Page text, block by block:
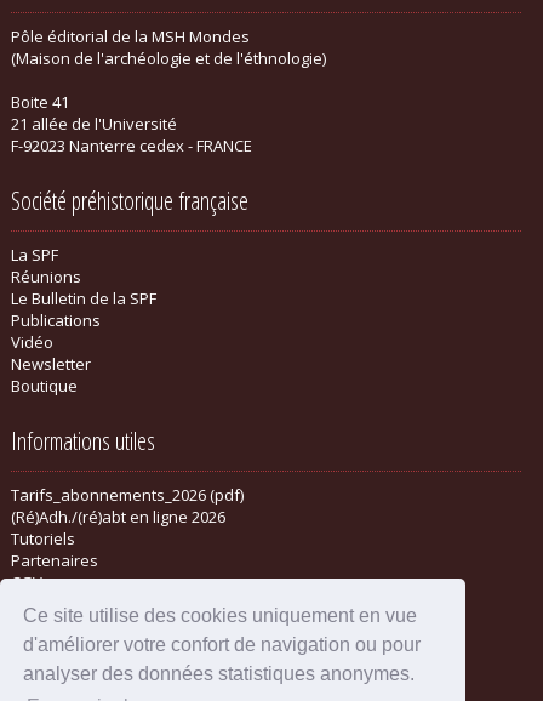
Ce site utilise des cookies uniquement en vue
d'améliorer votre confort de navigation ou pour
analyser des données statistiques anonymes.
Pôle éditorial de la MSH Mondes
(Maison de l'archéologie et de l'éthnologie)
Boite 41
21 allée de l'Université
F-92023 Nanterre cedex - FRANCE
Société préhistorique française
La SPF
Réunions
Le Bulletin de la SPF
Publications
Vidéo
Newsletter
Boutique
Informations utiles
Tarifs_abonnements_2026 (pdf)
(Ré)Adh./(ré)abt en ligne 2026
Tutoriels
Partenaires
CGV